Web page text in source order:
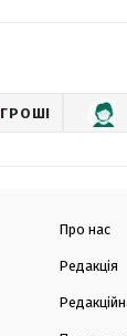
ГРОШІ
Про нас
Редакція